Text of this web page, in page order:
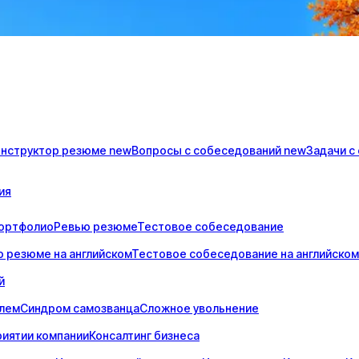
резюме newВопросы с собеседований newЗадачи с
Ревью резюмеТестовое собеседование
резюме на английскомТестовое собеседование на английском
Синдром самозванцаСложное увольнение
компанииКонсалтинг бизнеса